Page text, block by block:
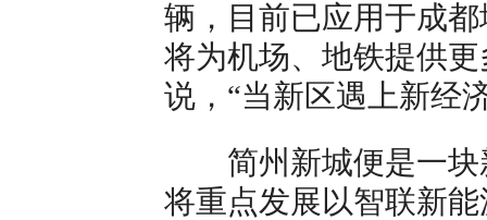
辆，目前已应用于成
将为机场、地铁提供
说，“当新区遇上新经
简州新城便是一块
将重点发展以智联新